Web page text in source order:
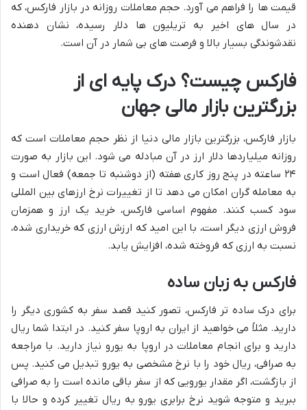
قیمت ها را فراهم می آورد. حجم معاملات روزانه در بازار فارکس، که
در سال های اخیر به تریلیون ها دلار رسیده، نشان دهنده
نقدشوندگی بسیار بالا و فرصت های بی شمار در آن است.
فارکس چیست؟ درک پایه ای از
بزرگترین بازار مالی جهان
بازار فارکس، بزرگترین بازار مالی دنیا از نظر حجم معاملات است که
روزانه میلیاردها دلار ارز در آن مبادله می شود. این بازار به صورت
۲۴ ساعته در پنج روز کاری هفته (از دوشنبه تا جمعه) فعال است و
به معامله گران امکان می دهد تا از تغییرات نرخ ارزهای بین المللی
سود کسب کنند. مفهوم اساسی فارکس، خرید یک ارز و همزمان
فروش ارزی دیگر است، با این امید که ارزش ارزی که خریداری شده،
نسبت به ارزی که فروخته شده، افزایش یابد.
فارکس به زبان ساده
برای درک ساده تر فارکس، تصور کنید قصد سفر به کشوری دیگر را
دارید. مثلاً می خواهید از ایران به اروپا سفر کنید. در ابتدا شما ریال
دارید و برای انجام معاملات در اروپا به یورو نیاز دارید. با مراجعه
به صرافی، ریال خود را با نرخ مشخصی به یورو تبدیل می کنید. پس
از بازگشت، اگر مقدار یورویی که از سفر باقی مانده است را به صرافی
ببرید و متوجه شوید نرخ برابری یورو به ریال تغییر کرده و حالا با